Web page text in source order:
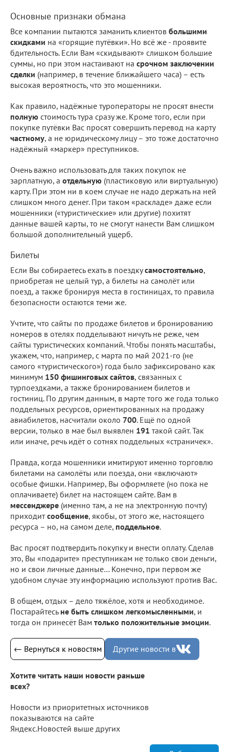
Основные признаки обмана
Все компании пытаются заманить клиентов большими
скидками на «горящие путёвки». Но всё же - проявите
бдительность. Если Вам «скидывают» слишком большие
суммы, но при этом настаивают на срочном заключении
сделки (например, в течение ближайшего часа) – есть
высокая вероятность, что это мошенники.
Как правило, надёжные туроператоры не просят внести
полную стоимость тура сразу же. Кроме того, если при
покупке путёвки Вас просят совершить перевод на карту
частному, а не юридическому лицу – это тоже достаточно
надёжный «маркер» преступников.
Очень важно использовать для таких покупок не
зарплатную, а отдельную (пластиковую или виртуальную)
карту. При этом ни в коем случае не надо держать на ней
слишком много денег. При таком «раскладе» даже если
мошенники («туристические» или другие) похитят
данные вашей карты, то не смогут нанести Вам слишком
большой дополнительный ущерб.
Билеты
Если Вы собираетесь ехать в поездкусамостоятельно,
приобретая не целый тур, а билеты на самолёт или
поезд, а также бронируя места в гостиницах, то правила
безопасности остаются теми же.
Учтите, что сайты по продаже билетов и бронированию
номеров в отелях подделывают ничуть не реже, чем
сайты туристических компаний. Чтобы понять масштабы,
укажем, что, например, с марта по май 2021-го (не
самого «туристического») года было зафиксировано как
минимум 150 фишинговых сайтов, связанных с
турпоездками, а также бронированием билетов и
гостиниц. По другим данным, в марте того же года только
поддельных ресурсов, ориентированных на продажу
авиабилетов, насчитали около 700. Ещё по одной
версии, только в мае был выявлен 191 такой сайт. Так
или иначе, речь идёт о сотнях поддельных «страничек».
Правда, когда мошенники имитируют именно торговлю
билетами на самолёты или поезда, они «включают»
особые фишки. Например, Вы оформляете (но пока не
оплачиваете) билет на настоящем сайте. Вам в
мессенджере (именно там, а не на электронную почту)
приходитсообщение, якобы, от этого же, настоящего
ресурса – но, на самом деле, поддельное.
Вас просят подтвердить покупку и внести оплату. Сделав
это, Вы «подарите» преступникам не только свои деньги,
но и свои личные данные… Конечно, при первом же
удобном случае эту информацию используют против Вас.
В общем, отдых – дело тяжёлое, хотя и необходимое.
Постарайтесь не быть слишком легкомысленными, и
тогда он принесёт Вам только положительные эмоции.
← Вернуться к новостям Другие новости в
Хотите читать наши новости раньше
всех?
Новости из приоритетных источников
показываются на сайте
Яндекс.Новостей выше других